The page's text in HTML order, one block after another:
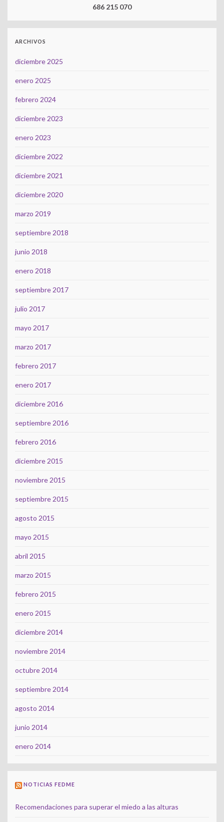
686 215 070
ARCHIVOS
diciembre 2025
enero 2025
febrero 2024
diciembre 2023
enero 2023
diciembre 2022
diciembre 2021
diciembre 2020
marzo 2019
septiembre 2018
junio 2018
enero 2018
septiembre 2017
julio 2017
mayo 2017
marzo 2017
febrero 2017
enero 2017
diciembre 2016
septiembre 2016
febrero 2016
diciembre 2015
noviembre 2015
septiembre 2015
agosto 2015
mayo 2015
abril 2015
marzo 2015
febrero 2015
enero 2015
diciembre 2014
noviembre 2014
octubre 2014
septiembre 2014
agosto 2014
junio 2014
enero 2014
NOTICIAS FEDME
Recomendaciones para superar el miedo a las alturas